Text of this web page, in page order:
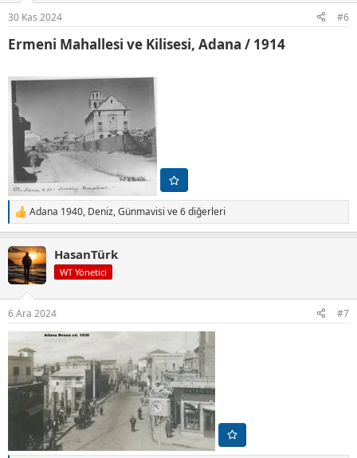
:
30 Kas 2024 #6
Ermeni Mahallesi ve Kilisesi, Adana / 1914​
T
e
k
i
l
Adana 1940, Deniz,Günmavisi ve 6 diğerleri
HasanTürk
WT Yönetici
6 Ara 2024 #7